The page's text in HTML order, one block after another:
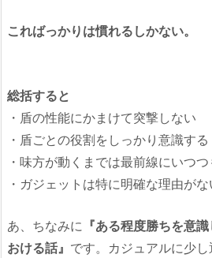
こればっかりは慣れるしかない。
総括すると
・盾の性能にかまけて突撃しない
・盾ごとの役割をしっかり意識する
・味方が動くまでは最前線にいつ
・ガジェットは特に明確な理由が
あ、ちなみに 『ある程度勝ちを意
おける話』 です。カジュアルに少